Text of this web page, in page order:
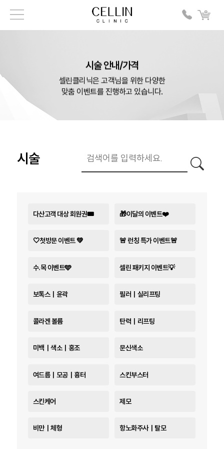
시술 안내/가격
셀린클리닉은 고객님을 위한 다양한
맞춤 이벤트를 진행하고 있습니다.
시술
다산고객 대상 회원권🎟️ 🎁이달의 이벤트❤️
🤍첫방문 이벤트 💚 🚨 런칭 특가 이벤트🚨
수.목 이벤트🩵 셀린 패키지 이벤트💡
보톡스｜윤곽 필러｜실리프팅
콜라겐 볼륨 탄력｜리프팅
미백｜색소｜홍조 문신색소
여드름｜모공｜흉터 스킨부스터
스킨케어 제모
비만｜체형 항노화주사｜탈모